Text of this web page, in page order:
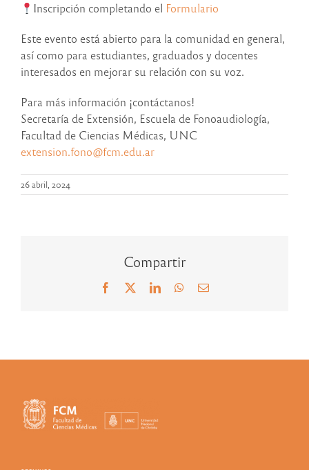
Inscripción completando el Formulario
Este evento está abierto para la comunidad en general,
así como para estudiantes, graduados y docentes
interesados en mejorar su relación con su voz.
Para más información ¡contáctanos!
Secretaría de Extensión, Escuela de Fonoaudiología,
Facultad de Ciencias Médicas, UNC
extension.fono@fcm.edu.ar
26 abril, 2024
Compartir
Facebook LinkedInWhatsApp
Correo